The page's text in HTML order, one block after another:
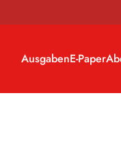
AusgabenE-Paper